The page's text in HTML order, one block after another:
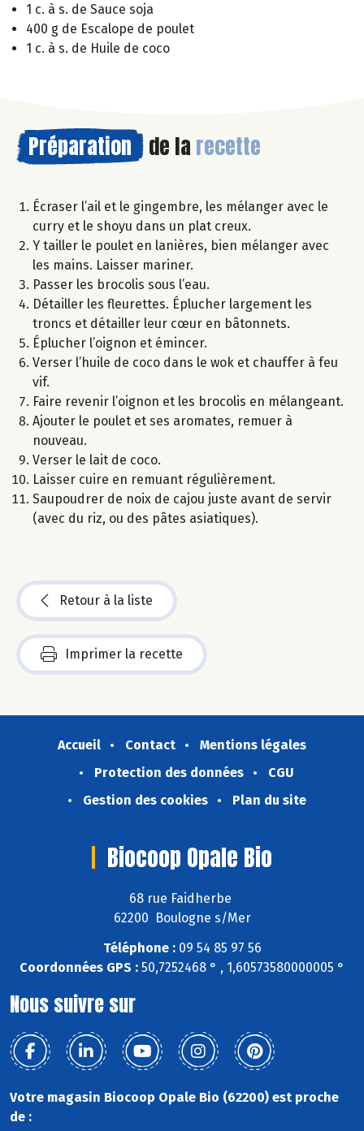
1 c. à s. de Sauce soja
400 g de Escalope de poulet
1 c. à s. de Huile de coco
Préparation de la recette
Écraser l’ail et le gingembre, les mélanger avec le
curry et le shoyu dans un plat creux.
Y tailler le poulet en lanières, bien mélanger avec
les mains. Laisser mariner.
Passer les brocolis sous l’eau.
Détailler les fleurettes. Éplucher largement les
troncs et détailler leur cœur en bâtonnets.
Éplucher l’oignon et émincer.
Verser l’huile de coco dans le wok et chauffer à feu
vif.
Faire revenir l’oignon et les brocolis en mélangeant.
Ajouter le poulet et ses aromates, remuer à
nouveau.
Verser le lait de coco.
Laisser cuire en remuant régulièrement.
Saupoudrer de noix de cajou juste avant de servir
(avec du riz, ou des pâtes asiatiques).
Retour à la liste
Imprimer la recette
Accueil Contact
Mentions légales
Protection des données
CGU
Gestion des cookies
Plan du site
Biocoop Opale Bio
68 rue Faidherbe
62200 Boulogne s/Mer
Téléphone :09 54 85 97 56
Coordonnées GPS : 50,7252468 ° , 1,60573580000005 °
Nous suivre sur
Votre magasin Biocoop Opale Bio (62200) est proche
de :